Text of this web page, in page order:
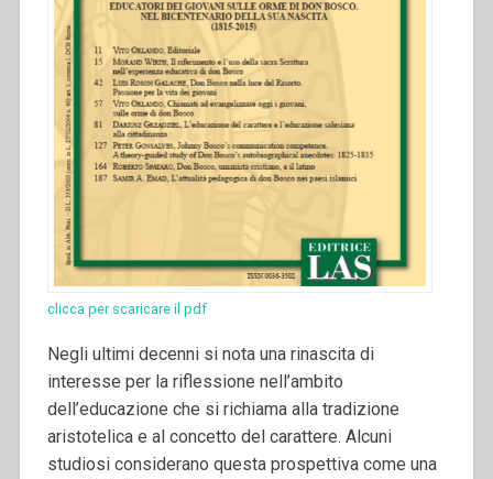
clicca per scaricare il pdf
Negli ultimi decenni si nota una rinascita di
interesse per la riflessione nell’ambito
dell’educazione che si richiama alla tradizione
aristotelica e al concetto del carattere. Alcuni
studiosi considerano questa prospettiva come una